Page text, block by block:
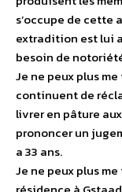
s’occupe de cette
extradition est lui
besoin de
Je ne peux plus
continuent de
livrer en pâture
prononcer un
a 33 ans.
Je ne peux plus